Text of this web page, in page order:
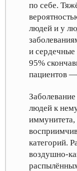
по себе.
людей и у
и сердечные
95%
пациентов
людей к
категорий.
воздушно-